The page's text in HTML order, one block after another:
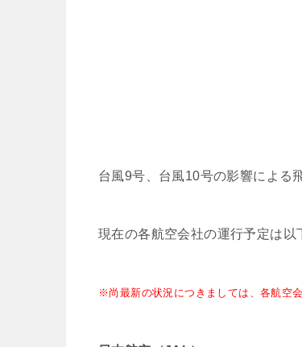
台風9号、台風10号の影響による
現在の各航空会社の運行予定は以
※尚最新の状況につきましては、各航空